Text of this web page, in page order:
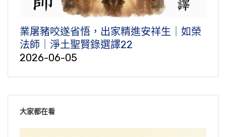
業屠豬咬遂省悟，出家精進安祥生｜如榮
法師｜淨土聖賢錄選譯22
2026-06-05
大家都在看